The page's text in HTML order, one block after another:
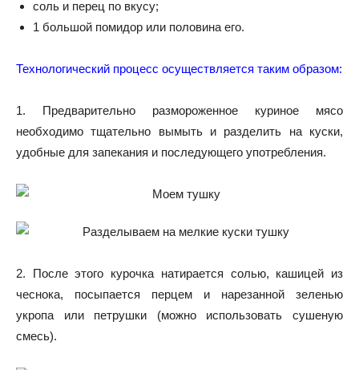
соль и перец по вкусу;
1 большой помидор или половина его.
Технологический процесс осуществляется таким образом:
1. Предварительно размороженное куриное мясо
необходимо тщательно вымыть и разделить на куски,
удобные для запекания и последующего употребления.
2. После этого курочка натирается солью, кашицей из
чеснока, посыпается перцем и нарезанной зеленью
укропа или петрушки (можно использовать сушеную
смесь).